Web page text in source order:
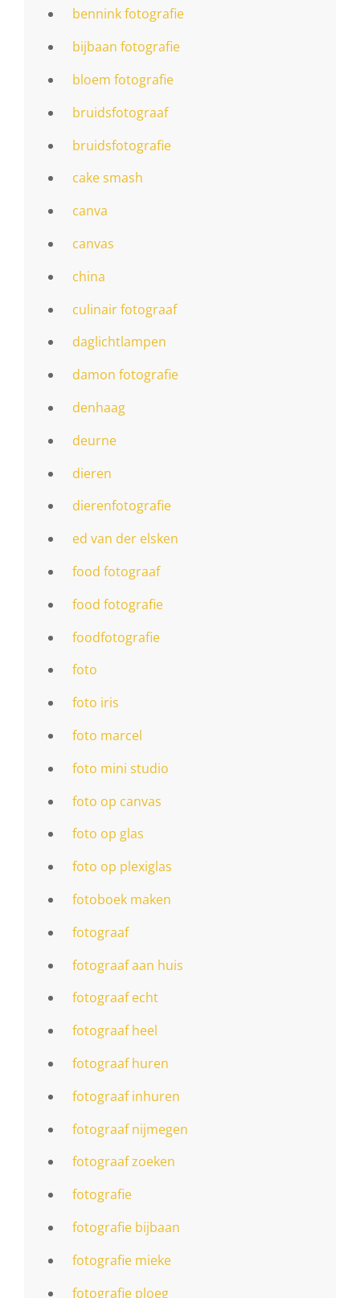
bennink fotografie
bijbaan fotografie
bloem fotografie
bruidsfotograaf
bruidsfotografie
cake smash
canva
canvas
china
culinair fotograaf
daglichtlampen
damon fotografie
denhaag
deurne
dieren
dierenfotografie
ed van der elsken
food fotograaf
food fotografie
foodfotografie
foto
foto iris
foto marcel
foto mini studio
foto op canvas
foto op glas
foto op plexiglas
fotoboek maken
fotograaf
fotograaf aan huis
fotograaf echt
fotograaf heel
fotograaf huren
fotograaf inhuren
fotograaf nijmegen
fotograaf zoeken
fotografie
fotografie bijbaan
fotografie mieke
fotografie ploeg